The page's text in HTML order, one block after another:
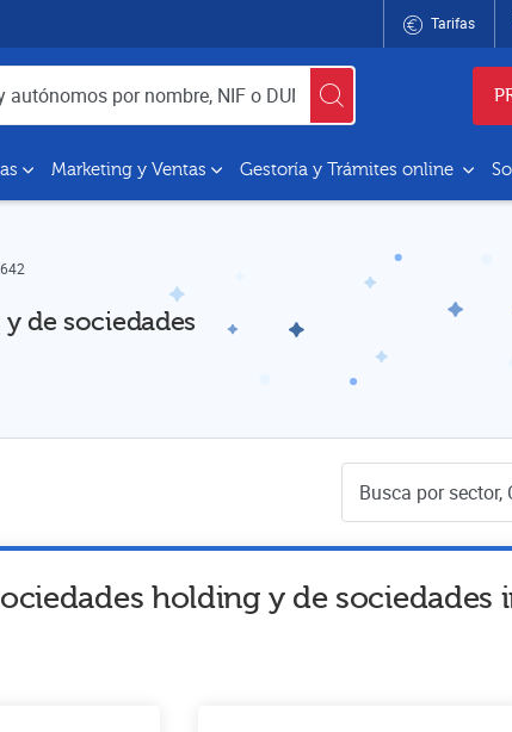
Tarifas
Marketing y Ventas Gestoría y Trámites online
de sociedades
holding y de sociedades